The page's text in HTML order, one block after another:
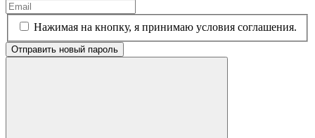
Нажимая на кнопку, я принимаю условия соглашения.
Отправить новый пароль